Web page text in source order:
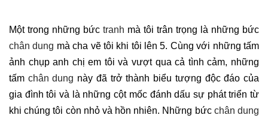
Một trong những bức tranh mà tôi trân trọng là những bức
chân dung mà cha vẽ tôi khi tôi lên 5. Cùng với những tấm
ảnh chụp anh chị em tôi và vượt qua cả tình cảm, những
tấm chân dung này đã trở thành biểu tượng độc đáo của
gia đình tôi và là những cột mốc đánh dấu sự phát triển từ
khi chúng tôi còn nhỏ và hồn nhiên. Những bức chân dung